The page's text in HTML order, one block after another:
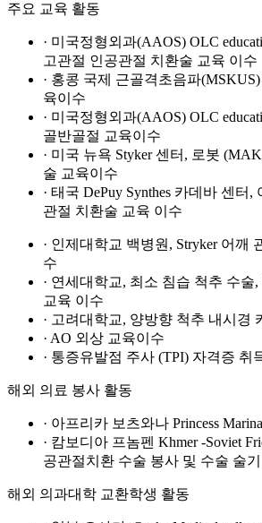
주요 교육 활동
· 미국정형외과(AAOS) OLC
고관절 인공관절 치환술 교육 이수
· 홍콩 국제 근골격초음파
육이수
· 미국정형외과(AAOS) OLC
골반골절 교육이수
· 미국 뉴욕 Styker 센터, 로봇
술 교육이수
· 태국 DePuy Synthes 카데바 센터
관절 치환술 교육 이수
· 인제대학교 백병원, Stryker 어깨
수
· 연세대학교, 최소 침습 척추 수술
교육 이수
· 고려대학교, 양방향 척추 내시경
· AO 외상 교육이수
· 통증유발점 주사 (TPI) 자격증 취
해외 의료 봉사 활동
· 아프리카 보츠와나 Princess
· 캄보디아 프놈펜 Khmer -Soviet
공관절치환 수술 봉사 및 수술 술
해외 의과대학 교환학생 활동